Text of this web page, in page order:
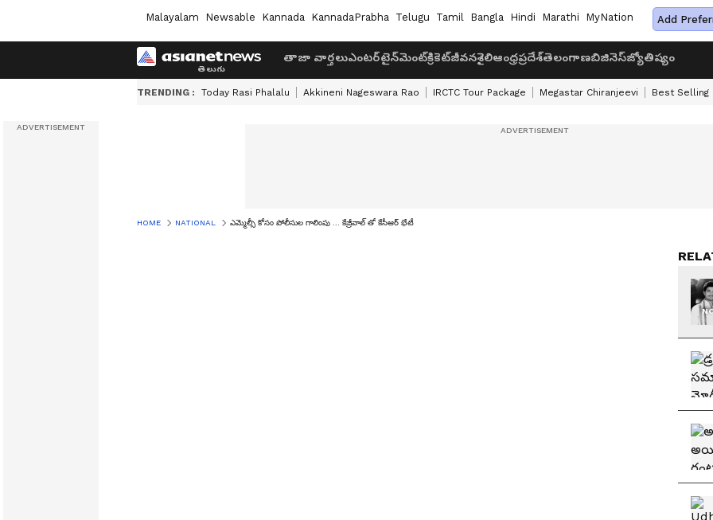
Malayalam Newsable Kannada KannadaPrabha Telugu Tamil Bangla Hindi Marathi MyNation Add
తాజా వార్తలుఎంటర్‌టైన్‌మెంట్క్రికెట్జీవనశైలిఆంధ్రప్రదేశ్తెలంగాణబిజినెస్జ్యోతిష్యం
TRENDING : Today Rasi Phalalu Akkineni Nageswara Rao IRCTC Tour Package Megastar Chiranjeevi Best Selling
HOME NATIONAL ఎమ్మెల్సీ కోసం పోలీసుల గాలింపు ... కేజ్రీవాల్ తో కేసీఆర్ భేటీ